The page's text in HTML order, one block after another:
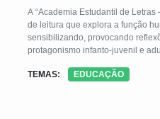
A “Academia Estudantil de Letras
de leitura que explora a função
sensibilizando, provocando
protagonismo infanto-juvenil e
de textos literários, contribui com
TEMAS: EDUCAÇÃO